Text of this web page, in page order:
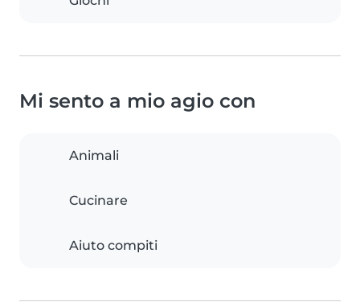
Mi sento a mio agio con
Animali
Cucinare
Aiuto compiti